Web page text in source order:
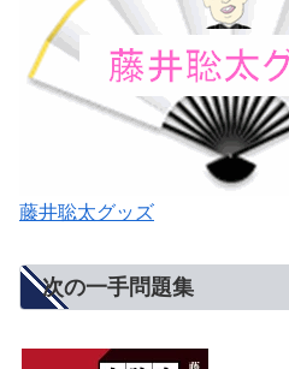
藤井聡太グッズ
次の一手問題集